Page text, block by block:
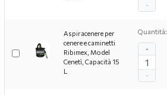
-
Aspiracenere per
cenere e caminetti
Ribimex, Model
Cenetì, Capacità 15
L
Quantità:
-
+